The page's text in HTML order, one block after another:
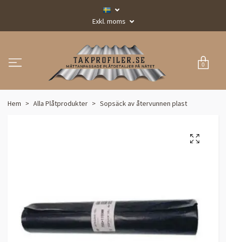
Exkl. moms
0
Hem Alla Plåtprodukter Sopsäck av återvunnen plast